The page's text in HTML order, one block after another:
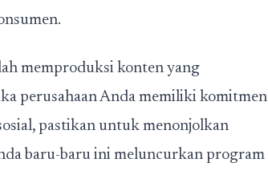
memproduksi konten yang
perusahaan Anda memiliki komitmen
pastikan untuk menonjolkan
baru-baru ini meluncurkan program